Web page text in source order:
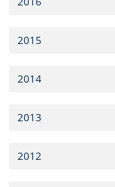
2015
2014
2013
2012